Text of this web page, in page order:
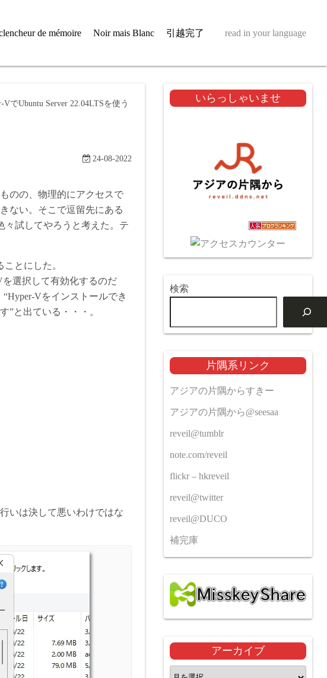
de mémoire Noir mais Blanc 引越完了 read in your language
VでUbuntu Server 22.04LTSを使う
24-08-2022
のの、物理的にアクセスで
ない。そこで逗留先にある
々試してやろうと考えた。テ
とにした。
を選択して有効化するのだ
Vをインストールでき
”と出ている・・・。
いは決して悪いわけではな
いらっしゃいませ
検索
片隅系リンク
アジアの片隅からすきー
アジアの片隅から@seesaa
reveil@tumblr
note.com/reveil
flickr – hkreveil
reveil@twitter
reveil@DUCO
補完庫
アーカイブ
ア